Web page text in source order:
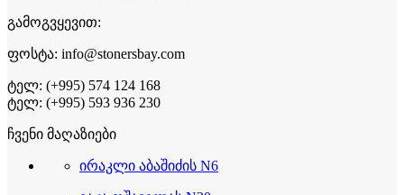
გამოგვყევით:
ფოსტა: info@stonersbay.com
ტელ: (+995) 574 124 168
ტელ: (+995) 593 936 230
ჩვენი მაღაზიები
ირაკლი აბაშიძის N6